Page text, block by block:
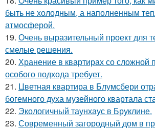
быть не холодным, а наполненным
атмосферой.
19. Очень выразительный проект для
смелые решения.
20. Хранение в квартирах со сложной
особого подхода требует.
21. Цветная квартира в Блумсбери
богемного духа музейного квартала
22. Экологичный таунхаус в Бруклине.
23. Современный загородный дом в